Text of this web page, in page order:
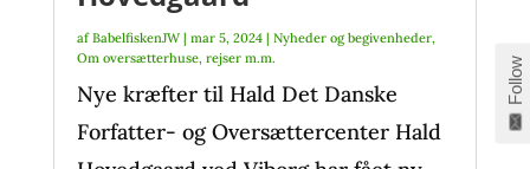
afBabelfiskenJW| mar 5, 2024| Nyheder og begivenheder,
Om oversætterhuse, rejser m.m.
Nye kræfter til Hald Det Danske
Forfatter- og Oversættercenter Hald
Follow